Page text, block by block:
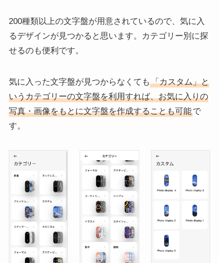
200種類以上の文字盤が用意されているので、気に入
るデザインが見つかると思います。カテゴリー別に探
せるのも便利です。
気に入った文字盤が見つからなくても 「カスタム」と
いうカテゴリーの文字盤を利用すれば、お気に入りの
写真・画像をもとに文字盤を作成することも可能で
す。